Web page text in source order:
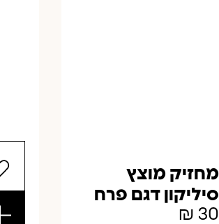
מחזיק מוצץ
סיליקון דגם פרח
₪ 30